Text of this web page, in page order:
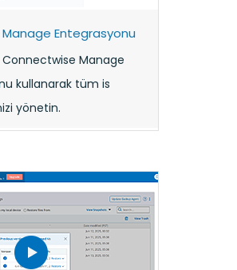
Entegrasyonu
Connectwise Manage
kullanarak tüm is
yönetin.